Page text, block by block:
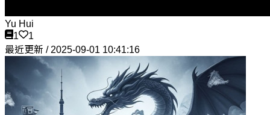
Yu Hui
1
1
最近更新 / 2025-09-01 10:41:16